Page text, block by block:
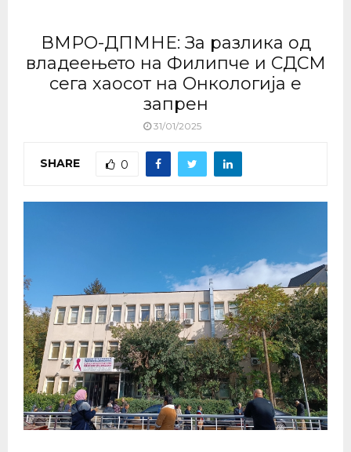
ВМРО-ДПМНЕ: За разлика од
владеењето на Филипче и СДСМ
сега хаосот на Онкологија е
запрен
31/01/2025
SHARE 0